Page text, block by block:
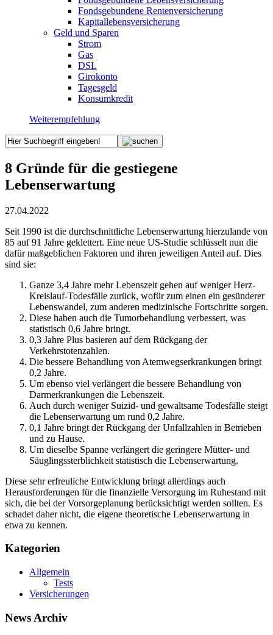
Fondsgebundene Rentenversicherung
Kapitallebensversicherung
Geld und Sparen
Strom
Gas
DSL
Girokonto
Tagesgeld
Konsumkredit
Weiterempfehlung
8 Gründe für die gestiegene
Lebenserwartung
27.04.2022
Seit 1990 ist die durchschnittliche Lebenserwartung hierzulande von
85 auf 91 Jahre geklettert. Eine neue US-Studie schlüsselt nun die
dafür maßgeblichen Faktoren und ihren jeweiligen Anteil auf. Dies
sind sie:
Ganze 3,4 Jahre mehr Lebenszeit gehen auf weniger Herz-
Kreislauf-Todesfälle zurück, wofür zum einen ein gesünderer
Lebenswandel, zum anderen medizinische Fortschritte sorgen.
Diese haben auch die Tumorbehandlung verbessert, was
statistisch 0,6 Jahre bringt.
0,3 Jahre Plus basieren auf dem Rückgang der
Verkehrstotenzahlen.
Die bessere Behandlung von Atemwegserkrankungen bringt
0,2 Jahre.
Um ebenso viel verlängert die bessere Behandlung von
Darmerkrankungen die Lebenszeit.
Auch durch weniger Suizid- und gewaltsame Todesfälle steigt
die Lebenserwartung um rund 0,2 Jahre.
0,1 Jahre bringt der Rückgang der Unfallzahlen in Betrieben
und zu Hause.
Um dieselbe Spanne verlängert die geringere Mütter- und
Säuglingssterblichkeit statistisch die Lebenserwartung.
Diese sehr erfreuliche Entwicklung bringt allerdings auch
Herausforderungen für die finanzielle Versorgung im Ruhestand mit
sich, die bei der Vorsorgeplanung berücksichtigt werden sollten. Es
schadet daher nicht, die eigene theoretische Lebenserwartung in
etwa zu kennen.
Kategorien
Allgemein
Tests
Versicherungen
News Archiv